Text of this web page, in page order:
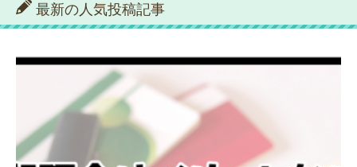
最新の人気投稿記事